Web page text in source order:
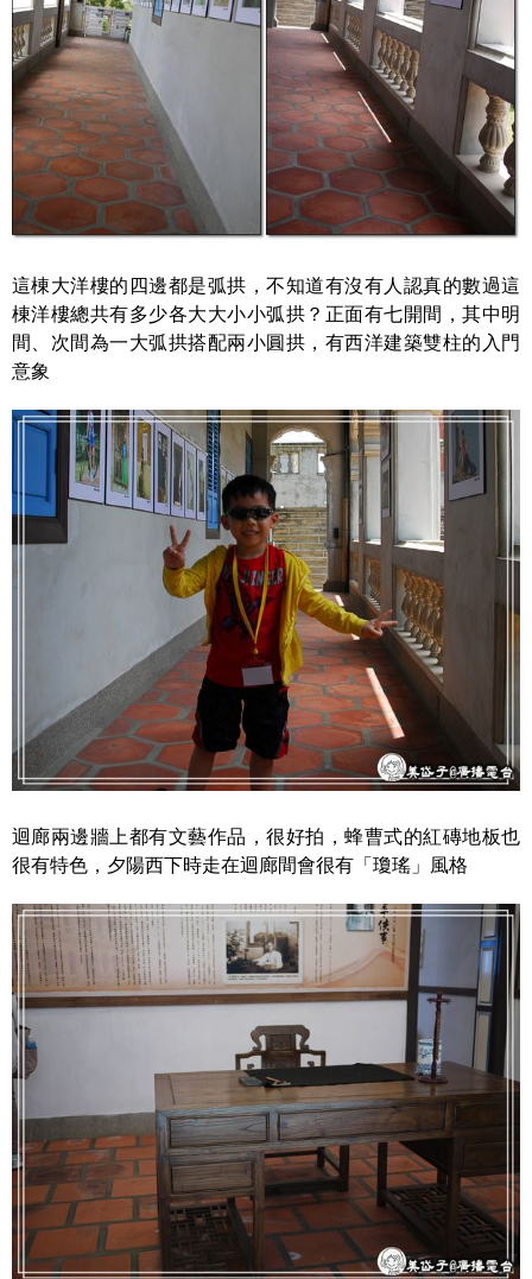
這棟大洋樓的四邊都是弧拱，不知道有沒有人認真的數過這
棟洋樓總共有多少各大大小小弧拱？正面有七開間，其中明
間、次間為一大弧拱搭配兩小圓拱，有西洋建築雙柱的入門
意象
迴廊兩邊牆上都有文藝作品，很好拍，蜂曹式的紅磚地板也
很有特色，夕陽西下時走在迴廊間會很有「瓊瑤」風格